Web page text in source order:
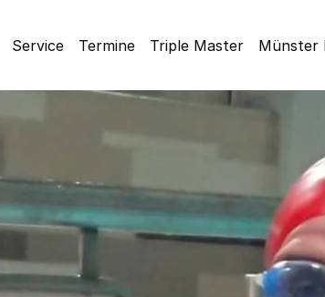
Service Termine Triple Master Münster